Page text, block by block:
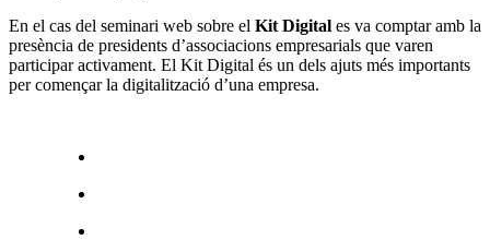
En el cas del seminari web sobre el Kit Digital es va comptar amb la
presència de presidents d’associacions empresarials que varen
participar activament. El Kit Digital és un dels ajuts més importants
per començar la digitalització d’una empresa.